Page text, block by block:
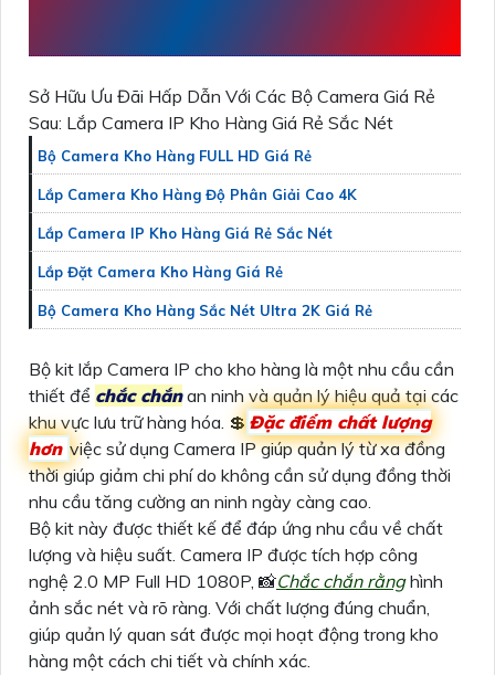
Sở Hữu Ưu Đãi Hấp Dẫn Với Các Bộ Camera Giá Rẻ
Sau: Lắp Camera IP Kho Hàng Giá Rẻ Sắc Nét
Bộ Camera Kho Hàng FULL HD Giá Rẻ
Lắp Camera Kho Hàng Độ Phân Giải Cao 4K
Lắp Camera IP Kho Hàng Giá Rẻ Sắc Nét
Lắp Đặt Camera Kho Hàng Giá Rẻ
Bộ Camera Kho Hàng Sắc Nét Ultra 2K Giá Rẻ
Bộ kit lắp Camera IP cho kho hàng là một nhu cầu cần
thiết để chắc chắnan ninh và quản lý hiệu quả tại các
khu vực lưu trữ hàng hóa. 💲 Đặc điểm chất lượng
hơn việc sử dụng Camera IP giúp quản lý từ xa đồng
thời giúp giảm chi phí do không cần sử dụng đồng thời
nhu cầu tăng cường an ninh ngày càng cao.
Bộ kit này được thiết kế để đáp ứng nhu cầu về chất
lượng và hiệu suất. Camera IP được tích hợp công
nghệ 2.0 MP Full HD 1080P, 📸Chắc chắn rằnghình
ảnh sắc nét và rõ ràng. Với chất lượng đúng chuẩn,
giúp quản lý quan sát được mọi hoạt động trong kho
hàng một cách chi tiết và chính xác.